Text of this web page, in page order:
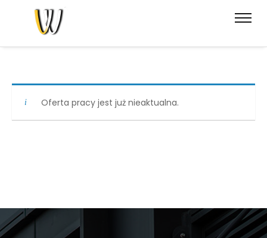
Oferta pracy jest już nieaktualna.